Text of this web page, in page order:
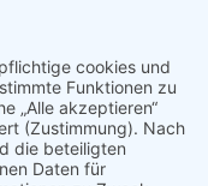
Sie
Affiliate
erhalten wir
Kauf zustande